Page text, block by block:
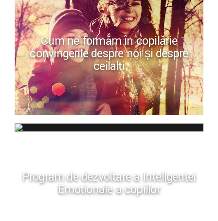
Cum ne formăm în copilărie
convingerile despre noi și despre
ceilalți
Program de dezvoltare a Inteligenței
Emoționale a copiilor